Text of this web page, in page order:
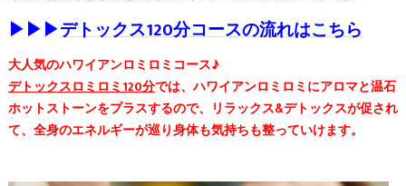
▶▶▶デトックス120分コースの流れはこちら
大人気のハワイアンロミロミコース♪
デトックスロミロミ120分では、ハワイアンロミロミにアロマと温石
ホットストーンをプラスするので、リラックス&デトックスが促され
て、全身のエネルギーが巡り身体も気持ちも整っていけます。